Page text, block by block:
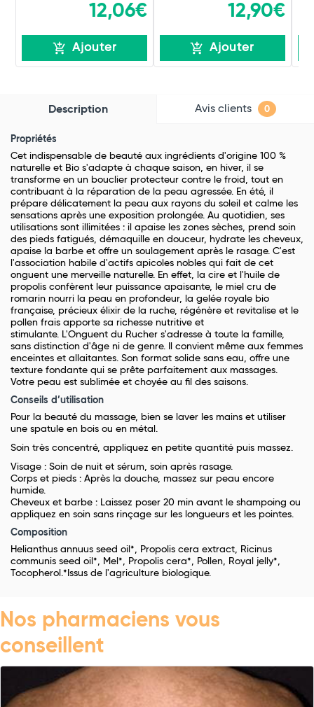
12,06€
Ajouter
12,90€
Ajouter
Description Avis clients 0
Propriétés
Cet indispensable de beauté aux ingrédients d'origine 100 %
naturelle et Bio s'adapte à chaque saison, en hiver, il se
transforme en un bouclier protecteur contre le froid, tout en
contribuant à la réparation de la peau agressée. En été, il
prépare délicatement la peau aux rayons du soleil et calme les
sensations après une exposition prolongée. Au quotidien, ses
utilisations sont illimitées : il apaise les zones sèches, prend soin
des pieds fatigués, démaquille en douceur, hydrate les cheveux,
apaise la barbe et offre un soulagement après le rasage. C'est
l'association habile d'actifs apicoles nobles qui fait de cet
onguent une merveille naturelle. En effet, l a cire et l'huile de
propolis confèrent leur puissance apaisante, l e miel cru de
romarin nourri la peau en profondeur, l a gelée royale bio
française, précieux élixir de la ruche, régénère et revitalise et l e
pollen frais apporte sa richesse nutritive et
stimulante. L'Onguent du Rucher s'adresse à toute la famille,
sans distinction d'âge ni de genre. Il convient même aux femmes
enceintes et allaitantes. Son format solide sans eau, offre une
texture fondante qui se prête parfaitement aux massages.
Votre peau est sublimée et choyée au fil des saisons.
Conseils d’utilisation
Pour la beauté du massage, bien se laver les mains et utiliser
une spatule en bois ou en métal.
Soin très concentré, appliquez en petite quantité puis massez.
Visage : Soin de nuit et sérum, soin après rasage.
Corps et pieds : Après la douche, massez sur peau encore
humide.
Cheveux et barbe : Laissez poser 20 min avant le shampoing ou
appliquez en soin sans rinçage sur les longueurs et les pointes.
Composition
Helianthus annuus seed oil*, Propolis cera extract, Ricinus
communis seed oil*, Mel*, Propolis cera*, Pollen, Royal jelly*,
Tocopherol.*Issus de l'agriculture biologique.
Nos pharmaciens vous
conseillent